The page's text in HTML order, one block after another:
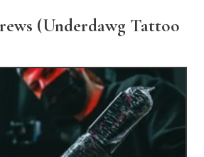
(Underdawg Tattoo